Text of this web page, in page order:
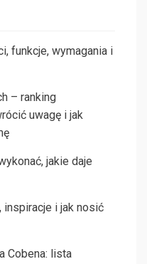
funkcje, wymagania i
– ranking
uwagę i jak
jakie daje
inspiracje i jak nosić
Cobena: lista